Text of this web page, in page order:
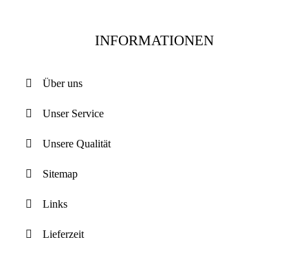
INFORMATIONEN
Über uns
Unser Service
Unsere Qualität
Sitemap
Links
Lieferzeit